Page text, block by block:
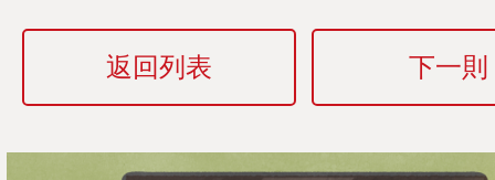
返回列表 下一則